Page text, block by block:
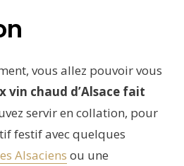
vous allez pouvoir vous
vin chaud d’Alsace fait
servir en collation, pour
festif avec quelques
Alsaciens ou une